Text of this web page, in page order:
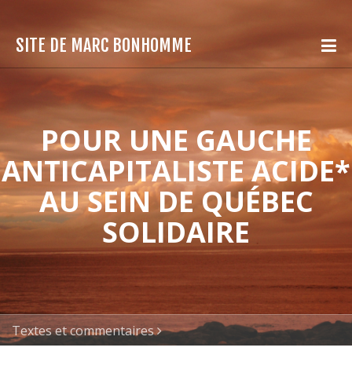
SITE DE MARC BONHOMME
POUR UNE GAUCHE
ANTICAPITALISTE ACIDE*
AU SEIN DE QUÉBEC
SOLIDAIRE
Textes et commentaires